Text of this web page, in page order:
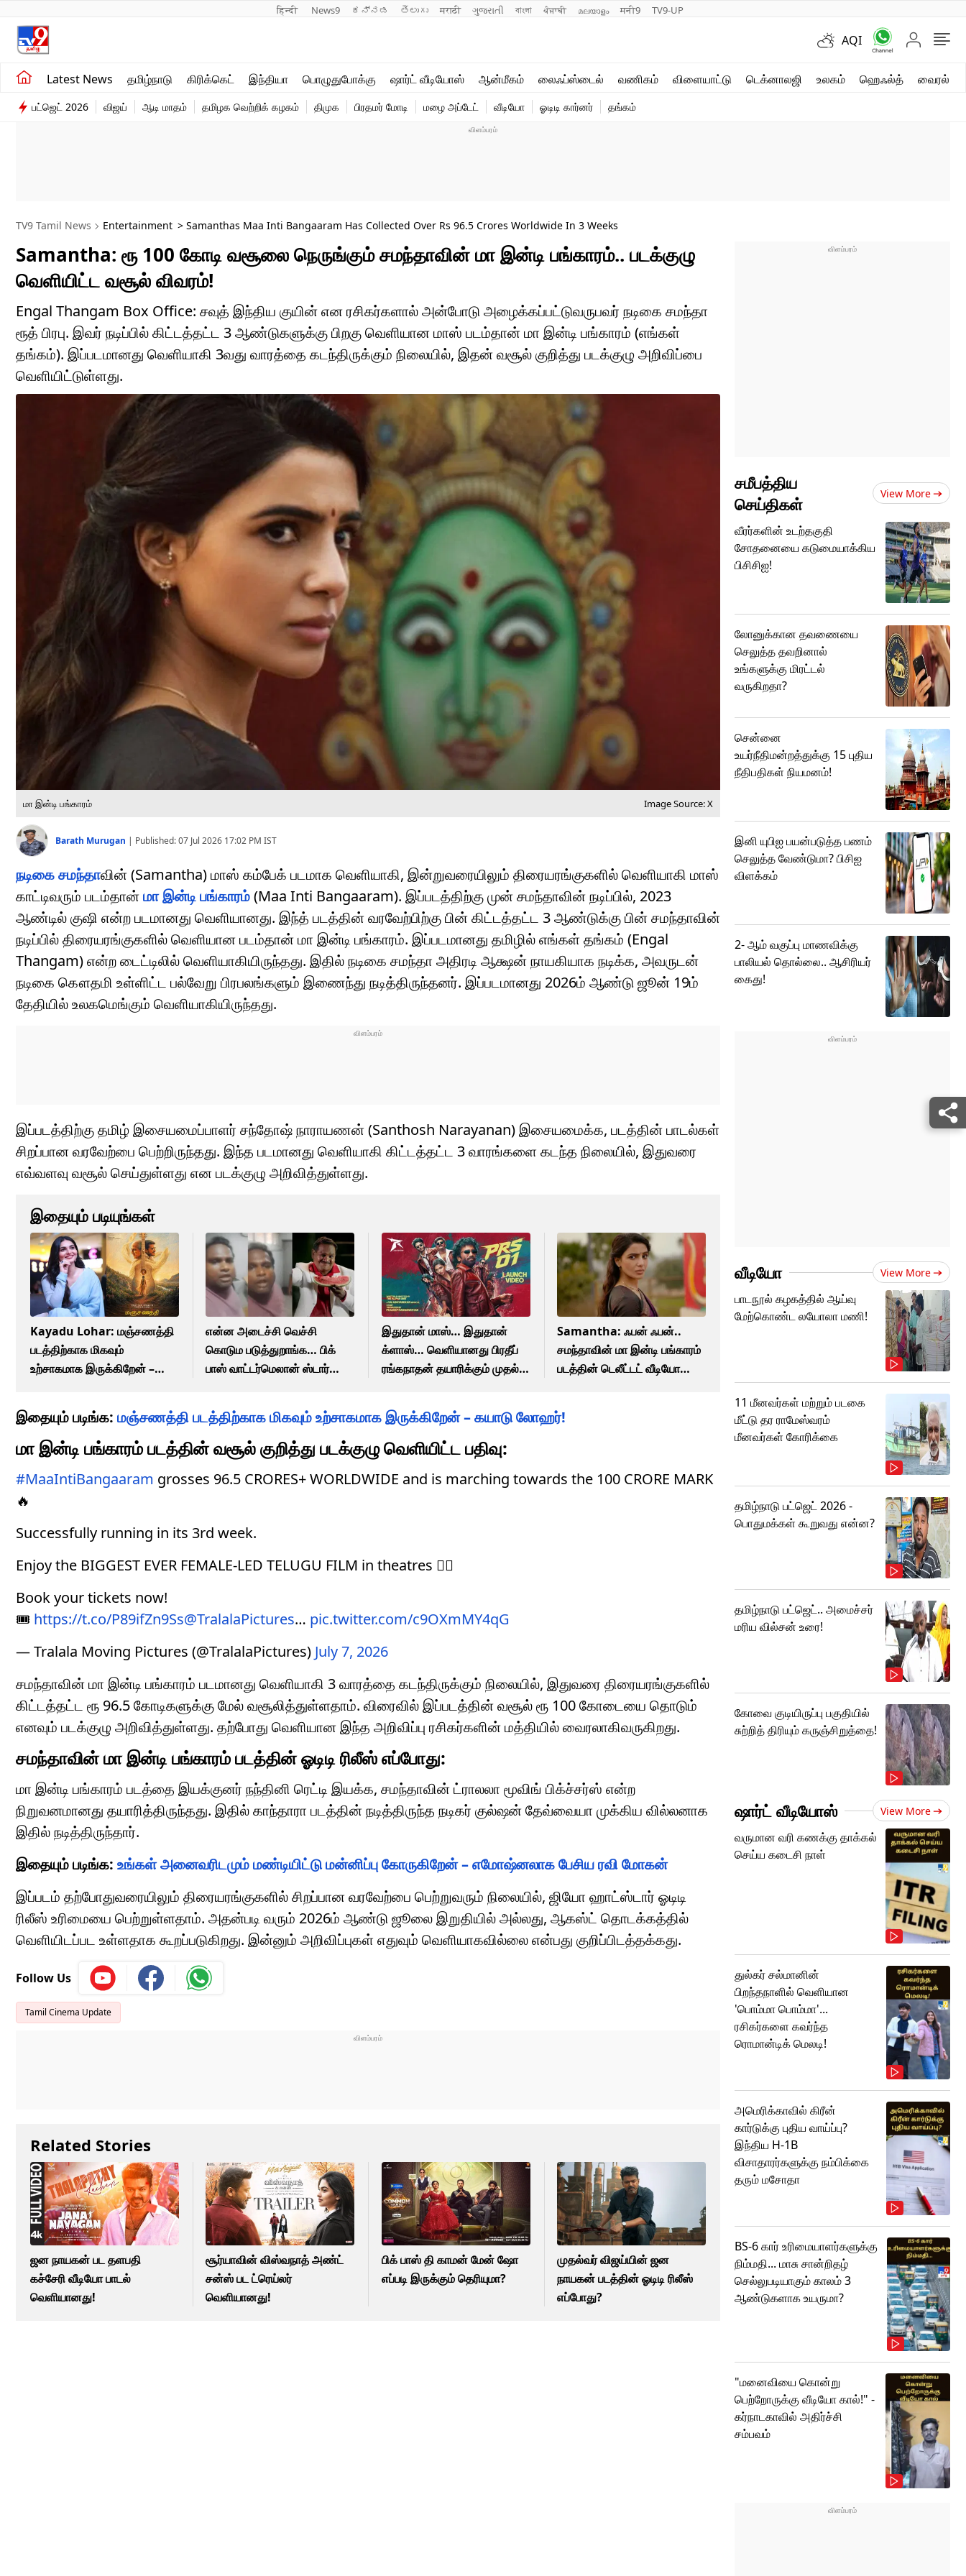
हिन्दी News9 ಕನ್ನಡ తెలుగు मराठी ગુજરાતી বাংলা ਪੰਜਾਬੀ മലയാളം मनी9 TV9-UP
AQI
Latest News தமிழ்நாடு கிரிக்கெட் இந்தியா பொழுதுபோக்கு ஷார்ட் வீடியோஸ் ஆன்மீகம் லைஃப்ஸ்டைல் வணிகம் விளையாட்டு டெக்னாலஜி உலகம் ஹெஃல்த் வைரல்
சமீபத்திய செய்திகள்
தமிழ்நாடு
விளையாட்டு
வணிகம்
வைரல்
பட்ஜெட் 2026 விஜய் ஆடி மாதம் தமிழக வெற்றிக் கழகம் திமுக பிரதமர் மோடி மழை அப்டேட் வீடியோ ஓடிடி கார்னர் தங்கம்
TV9 Tamil News Entertainment > Samanthas Maa Inti Bangaaram Has Collected Over Rs 96.5 Crores Worldwide In 3 Weeks
Samantha: ரூ 100 கோடி வசூலை நெருங்கும் சமந்தாவின் மா இன்டி பங்காரம்.. படக்குழு
வெளியிட்ட வசூல் விவரம்!
Engal Thangam Box Office: சவுத் இந்திய குயின் என ரசிகர்களால் அன்போடு அழைக்கப்பட்டுவருபவர் நடிகை சமந்தா
ரூத் பிரபு. இவர் நடிப்பில் கிட்டத்தட்ட 3 ஆண்டுகளுக்கு பிறகு வெளியான மாஸ் படம்தான் மா இன்டி பங்காரம் (எங்கள்
தங்கம்). இப்படமானது வெளியாகி 3வது வாரத்தை கடந்திருக்கும் நிலையில், இதன் வசூல் குறித்து படக்குழு அறிவிப்பை
வெளியிட்டுள்ளது.
மா இன்டி பங்காரம் Image Source: X
Barath Murugan | Published:07 Jul 2026 17:02 PM IST
நடிகை சமந்தாவின் (Samantha) மாஸ் கம்பேக் படமாக வெளியாகி, இன்றுவரையிலும் திரையரங்குகளில் வெளியாகி மாஸ்
காட்டிவரும் படம்தான்மா இன்டி பங்காரம்(Maa Inti Bangaaram). இப்படத்திற்கு முன் சமந்தாவின் நடிப்பில், 2023
ஆண்டில் குஷி என்ற படமானது வெளியானது. இந்த் படத்தின் வரவேற்பிற்கு பின் கிட்டத்தட்ட 3 ஆண்டுக்கு பின் சமந்தாவின்
நடிப்பில் திரையரங்குகளில் வெளியான படம்தான் மா இன்டி பங்காரம். இப்படமானது தமிழில் எங்கள் தங்கம் (Engal
Thangam) என்ற டைட்டிலில் வெளியாகியிருந்தது. இதில் நடிகை சமந்தா அதிரடி ஆக்ஷன் நாயகியாக நடிக்க, அவருடன்
நடிகை கௌதமி உள்ளிட்ட பல்வேறு பிரபலங்களும் இணைந்து நடித்திருந்தனர். இப்படமானது 2026ம் ஆண்டு ஜூன் 19ம்
தேதியில் உலகமெங்கும் வெளியாகியிருந்தது.
இப்படத்திற்கு தமிழ் இசையமைப்பாளர் சந்தோஷ் நாராயணன் (Santhosh Narayanan) இசையமைக்க, படத்தின் பாடல்கள்
சிறப்பான வரவேற்பை பெற்றிருந்தது. இந்த படமானது வெளியாகி கிட்டத்தட்ட 3 வாரங்களை கடந்த நிலையில், இதுவரை
எவ்வளவு வசூல் செய்துள்ளது என படக்குழு அறிவித்துள்ளது.
இதையும் படியுங்கள்
Kayadu Lohar: மஞ்சணத்தி
படத்திற்காக மிகவும்
உற்சாகமாக இருக்கிறேன் –
என்ன அடைச்சி வெச்சி
கொடும படுத்துறாங்க… பிக்
பாஸ் வாட்டர்மெலான் ஸ்டார்
இதுதான் மாஸ்… இதுதான்
க்ளாஸ்… வெளியானது பிரதீப்
ரங்கநாதன் தயாரிக்கும் முதல்
Samantha: ஃபன் ஃபன்..
சமந்தாவின் மா இன்டி பங்காரம்
படத்தின் டெலீட்டட் வீடியோவை
இதையும் படிங்க: மஞ்சணத்தி படத்திற்காக மிகவும் உற்சாகமாக இருக்கிறேன் – கயாடு லோஹர்!
மா இன்டி பங்காரம் படத்தின் வசூல் குறித்து படக்குழு வெளியிட்ட பதிவு:
#MaaIntiBangaaram grosses 96.5 CRORES+ WORLDWIDE and is marching towards the 100 CRORE MARK
🔥
Successfully running in its 3rd week.
Enjoy the BIGGEST EVER FEMALE-LED TELUGU FILM in theatres ❤‍🔥
Book your tickets now!
🎟️ https://t.co/P89ifZn9Ss@TralalaPictures… pic.twitter.com/c9OXmMY4qG
— Tralala Moving Pictures (@TralalaPictures) July 7, 2026
சமந்தாவின் மா இன்டி பங்காரம் படமானது வெளியாகி 3 வாரத்தை கடந்திருக்கும் நிலையில், இதுவரை திரையரங்குகளில்
கிட்டத்தட்ட ரூ 96.5 கோடிகளுக்கு மேல் வசூலித்துள்ளதாம். விரைவில் இப்படத்தின் வசூல் ரூ 100 கோடையை தொடும்
எனவும் படக்குழு அறிவித்துள்ளது. தற்போது வெளியான இந்த அறிவிப்பு ரசிகர்களின் மத்தியில் வைரலாகிவருகிறது.
சமந்தாவின் மா இன்டி பங்காரம் படத்தின் ஓடிடி ரிலீஸ் எப்போது:
மா இன்டி பங்காரம் படத்தை இயக்குனர் நந்தினி ரெட்டி இயக்க, சமந்தாவின் ட்ராலலா மூவிங் பிக்ச்சர்ஸ் என்ற
நிறுவனமானது தயாரித்திருந்தது. இதில் காந்தாரா படத்தின் நடித்திருந்த நடிகர் குல்ஷன் தேவ்வையா முக்கிய வில்லனாக
இதில் நடித்திருந்தார்.
இதையும் படிங்க: உங்கள் அனைவரிடமும் மண்டியிட்டு மன்னிப்பு கோருகிறேன் – எமோஷ்னலாக பேசிய ரவி மோகன்
இப்படம் தற்போதுவரையிலும் திரையரங்குகளில் சிறப்பான வரவேற்பை பெற்றுவரும் நிலையில், ஜியோ ஹாட்ஸ்டார் ஓடிடி
ரிலீஸ் உரிமையை பெற்றுள்ளதாம். அதன்படி வரும் 2026ம் ஆண்டு ஜூலை இறுதியில் அல்லது, ஆகஸ்ட் தொடக்கத்தில்
வெளியிடப்பட உள்ளதாக கூறப்படுகிறது. இன்னும் அறிவிப்புகள் எதுவும் வெளியாகவில்லை என்பது குறிப்பிடத்தக்கது.
Follow Us
Tamil Cinema Update
Related Stories
ஜன நாயகன் பட தளபதி
கச்சேரி வீடியோ பாடல்
வெளியானது!
சூர்யாவின் விஸ்வநாத் அண்ட்
சன்ஸ் பட ட்ரெய்லர்
வெளியானது!
பிக் பாஸ் தி காமன் மேன் ஷோ
எப்படி இருக்கும் தெரியுமா?
முதல்வர் விஜய்யின் ஜன
நாயகன் படத்தின் ஓடிடி ரிலீஸ்
எப்போது?
சமீபத்திய
செய்திகள்
View More
வீரர்களின் உடற்தகுதி
சோதனையை கடுமையாக்கிய
பிசிசிஐ!
லோனுக்கான தவணையை
செலுத்த தவறினால்
உங்களுக்கு மிரட்டல்
வருகிறதா?
சென்னை
உயர்நீதிமன்றத்துக்கு 15 புதிய
நீதிபதிகள் நியமனம்!
இனி யுபிஐ பயன்படுத்த பணம்
செலுத்த வேண்டுமா? பிசிஐ
விளக்கம்
2- ஆம் வகுப்பு மாணவிக்கு
பாலியல் தொல்லை.. ஆசிரியர்
கைது!
வீடியோ View More
பாடநூல் கழகத்தில் ஆய்வு
மேற்கொண்ட லயோலா மணி!
11 மீனவர்கள் மற்றும் படகை
மீட்டு தர ராமேஸ்வரம்
மீனவர்கள் கோரிக்கை
தமிழ்நாடு பட்ஜெட் 2026 -
பொதுமக்கள் கூறுவது என்ன?
தமிழ்நாடு பட்ஜெட்.. அமைச்சர்
மரிய வில்சன் உரை!
கோவை குடியிருப்பு பகுதியில்
சுற்றித் திரியும் கருஞ்சிறுத்தை!
ஷார்ட் வீடியோஸ் View More
வருமான வரி கணக்கு தாக்கல்
செய்ய கடைசி நாள்
துல்கர் சல்மானின்
பிறந்தநாளில் வெளியான
'பொம்மா பொம்மா'...
ரசிகர்களை கவர்ந்த
ரொமான்டிக் மெலடி!
அமெரிக்காவில் கிரீன்
கார்டுக்கு புதிய வாய்ப்பு?
இந்திய H-1B
விசாதாரர்களுக்கு நம்பிக்கை
தரும் மசோதா
BS-6 கார் உரிமையாளர்களுக்கு
நிம்மதி... மாசு சான்றிதழ்
செல்லுபடியாகும் காலம் 3
ஆண்டுகளாக உயருமா?
"மனைவியை கொன்று
பெற்றோருக்கு வீடியோ கால்!" -
கர்நாடகாவில் அதிர்ச்சி
சம்பவம்